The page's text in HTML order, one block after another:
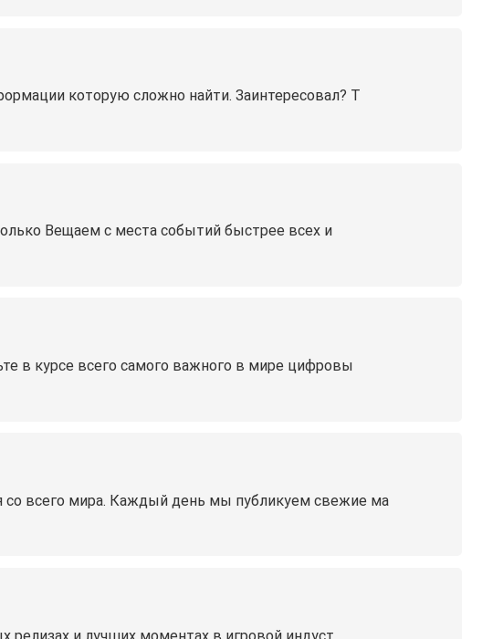
которую сложно найти. Заинтересовал? Т
Вещаем с места событий быстрее всех и
в курсе всего самого важного в мире цифровы
всего мира. Каждый день мы публикуем свежие ма
релизах и лучших моментах в игровой индуст